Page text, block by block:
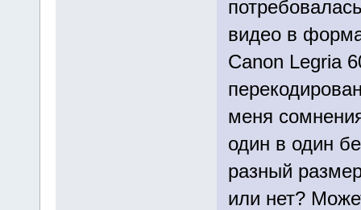
видео в
Canon Legria
меня
один в один
разный
или нет?